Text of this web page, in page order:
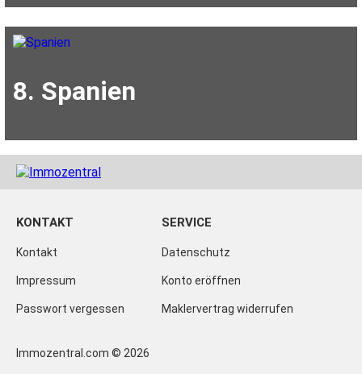
8. Spanien
KONTAKT
Kontakt
Impressum
Passwort vergessen
SERVICE
Datenschutz
Konto eröffnen
Maklervertrag widerrufen
Immozentral.com © 2026